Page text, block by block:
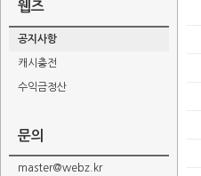
웹즈
공지사항
캐시충전
수익금정산
문의
master@webz.kr